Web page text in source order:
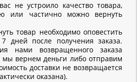
не устроило качество товара,
или частично можно вернуть
товар необходимо оповестить
дней после получения заказа.
нами возвращенного заказа
мы вернем деньги либо отправим
доставки не возвращается
оказана).